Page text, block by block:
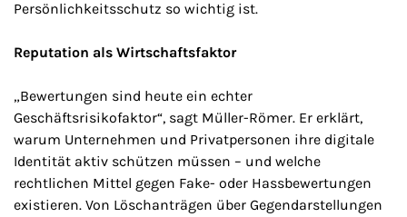
Persönlichkeitsschutz so wichtig ist.
Reputation als Wirtschaftsfaktor
„Bewertungen sind heute ein echter
Geschäftsrisikofaktor“, sagt Müller-Römer. Er erklärt,
warum Unternehmen und Privatpersonen ihre digitale
Identität aktiv schützen müssen – und welche
rechtlichen Mittel gegen Fake- oder Hassbewertungen
existieren. Von Löschanträgen über Gegendarstellungen